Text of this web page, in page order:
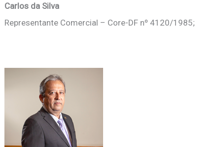
Carlos da Silva
Representante Comercial – Core-DF nº 4120/1985;